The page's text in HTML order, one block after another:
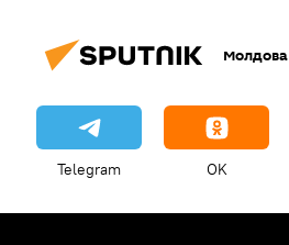
Молдова
Telegram OK